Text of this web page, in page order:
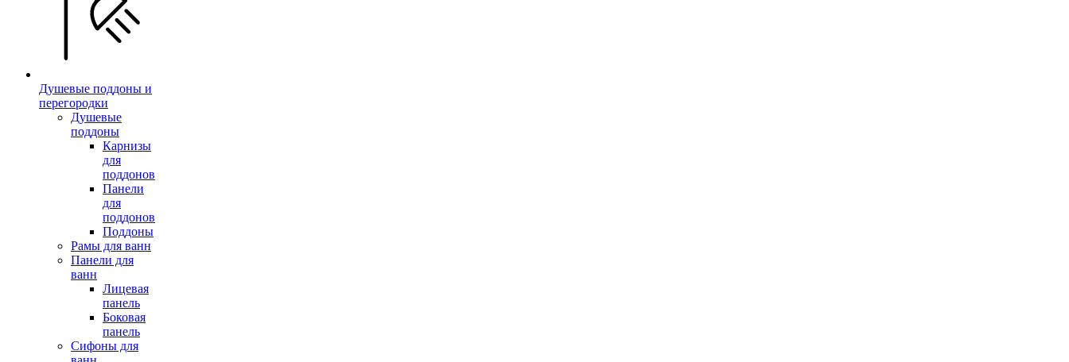
Душевые поддоны и
перегородки
Душевые
поддоны
Карнизы
для
поддонов
Панели
для
поддонов
Поддоны
Рамы для ванн
Панели для
ванн
Лицевая
панель
Боковая
панель
Сифоны для